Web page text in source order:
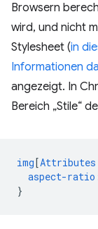
Browsern
wird, und nicht
Stylesheet (in
Informationen
angezeigt. In
Bereich „Stile“
img [Attributes
aspect-ratio
}